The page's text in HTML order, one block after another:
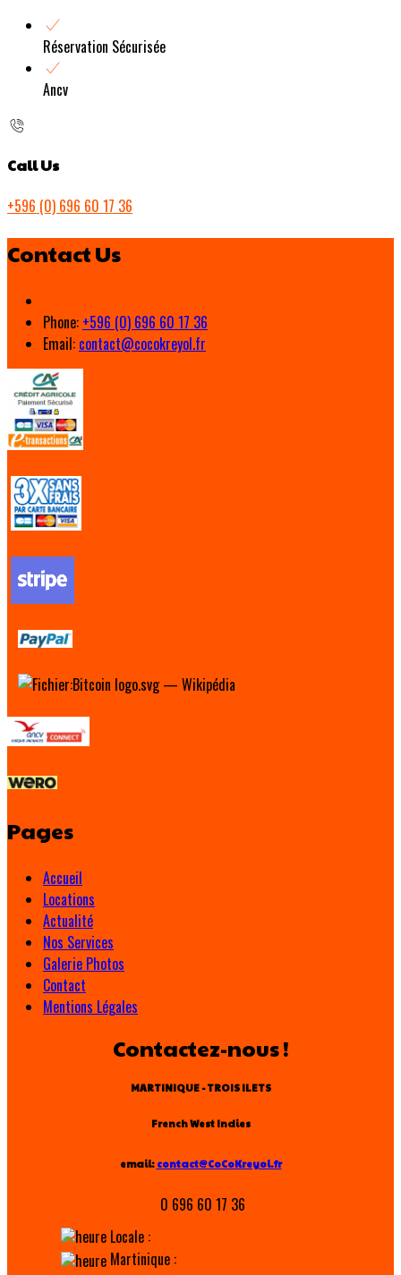
Réservation Sécurisée
Ancv
Call Us
+596 (0) 696 60 17 36
Contact Us
Phone: +596 (0) 696 60 17 36
Email: contact@cocokreyol.fr
Pages
Accueil
Locations
Actualité
Nos Services
Galerie Photos
Contact
Mentions Légales
Contactez-nous !
MARTINIQUE - TROIS ILETS
French West Indies
email: contact@CoCoKreyol.fr
0 696 60 17 36
Locale :
Martinique :